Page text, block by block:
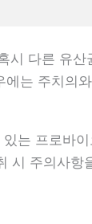
시 다른 유
는 주치의
는 프로바
시 주의사항